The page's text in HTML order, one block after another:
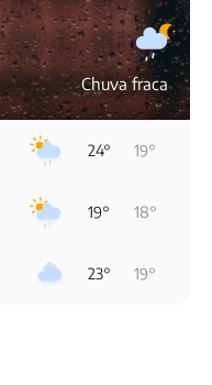
Chuva fraca
24° 19°
19° 18°
23° 19°